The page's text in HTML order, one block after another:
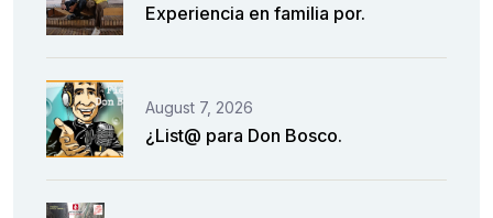
Experiencia en familia por.
August 7, 2026
¿List@ para Don Bosco.